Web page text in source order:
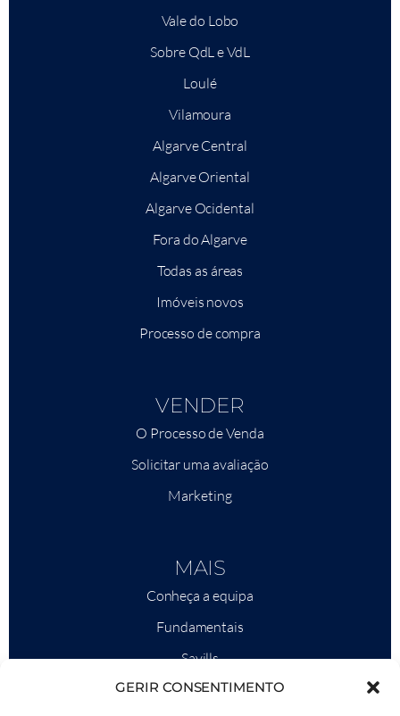
GERIR CONSENTIMENTO
Vale do Lobo
Sobre QdL e VdL
Loulé
Vilamoura
Algarve Central
Algarve Oriental
Algarve Ocidental
Fora do Algarve
Todas as áreas
Imóveis novos
Processo de compra
VENDER
O Processo de Venda
Solicitar uma avaliação
Marketing
MAIS
Conheça a equipa
Fundamentais
Savills
Inteligência de mercado